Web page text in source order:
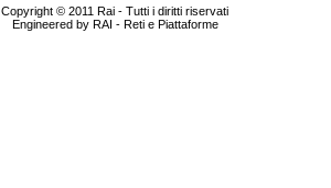
Copyright © 2011 Rai - Tutti i diritti riservati
Engineered by RAI - Reti e Piattaforme